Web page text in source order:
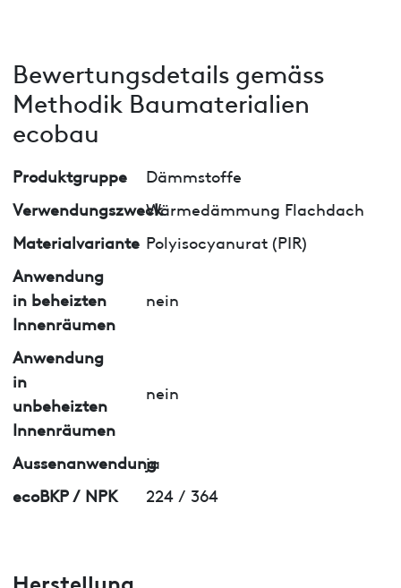
Bewertungsdetails gemäss
Methodik Baumaterialien
ecobau
Produktgruppe
Dämmstoffe
VerwendungszweckWärmedämmung Flachdach
Materialvariante Polyisocyanurat (PIR)
Anwendung
in beheizten
Innenräumen
nein
Anwendung
in
unbeheizten
Innenräumen
nein
Aussenanwendung
ja
ecoBKP / NPK
224 / 364
Herstellung